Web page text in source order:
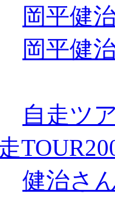
岡平健
岡平健
自走ツ
健治さ